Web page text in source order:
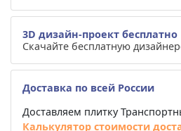
3D дизайн-проект бесплатно
Скачайте бесплатную
Доставка по всей России
Доставляем плитку
Калькулятор стоимости